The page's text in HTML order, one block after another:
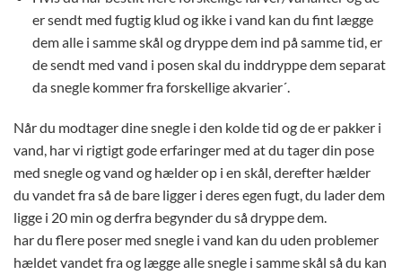
er sendt med fugtig klud og ikke i vand kan du fint lægge
dem alle i samme skål og dryppe dem ind på samme tid, er
de sendt med vand i posen skal du inddryppe dem separat
da snegle kommer fra forskellige akvarier´.
Når du modtager dine snegle i den kolde tid og de er pakker i
vand, har vi rigtigt gode erfaringer med at du tager din pose
med snegle og vand og hælder op i en skål, derefter hælder
du vandet fra så de bare ligger i deres egen fugt, du lader dem
ligge i 20 min og derfra begynder du så dryppe dem.
har du flere poser med snegle i vand kan du uden problemer
hældet vandet fra og lægge alle snegle i samme skål så du kan